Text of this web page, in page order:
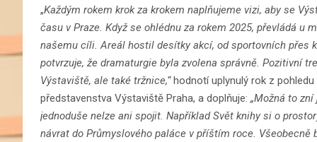
„Každým rokem krok za krokem naplňujeme vizi, aby se
času v Praze. Když se ohlédnu za rokem 2025, převládá
našemu cíli. Areál hostil desítky akcí, od sportovních přes
potvrzuje, že dramaturgie byla zvolena správně. Pozitivní
Výstaviště, ale také tržnice,“hodnotí uplynulý rok z
představenstva Výstaviště Praha, a doplňuje: „Možná to
jednoduše nelze ani spojit. Například Svět knihy si o
návrat do Průmyslového paláce v příštím roce. Všeobecně